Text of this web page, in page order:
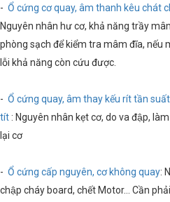
- Ổ cứng cơ quay, âm thanh kêu chát
Nguyên nhân hư cơ, khả năng trầy
phòng sạch để kiểm tra mâm đĩa, nếu
lỗi khả năng còn cứu được.
- Ổ cứng quay, âm thay kếu rít tần
tít : Nguyên nhân kẹt cơ, do va đập,
lại cơ
- Ổ cứng cấp nguyên, cơ không quay:
chập cháy board, chết Motor… Cần